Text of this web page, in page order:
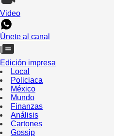
Video
Únete al canal
Edición impresa
Local
Policiaca
México
Mundo
Finanzas
Análisis
Cartones
Gossip